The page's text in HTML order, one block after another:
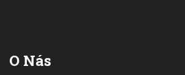
O Nás